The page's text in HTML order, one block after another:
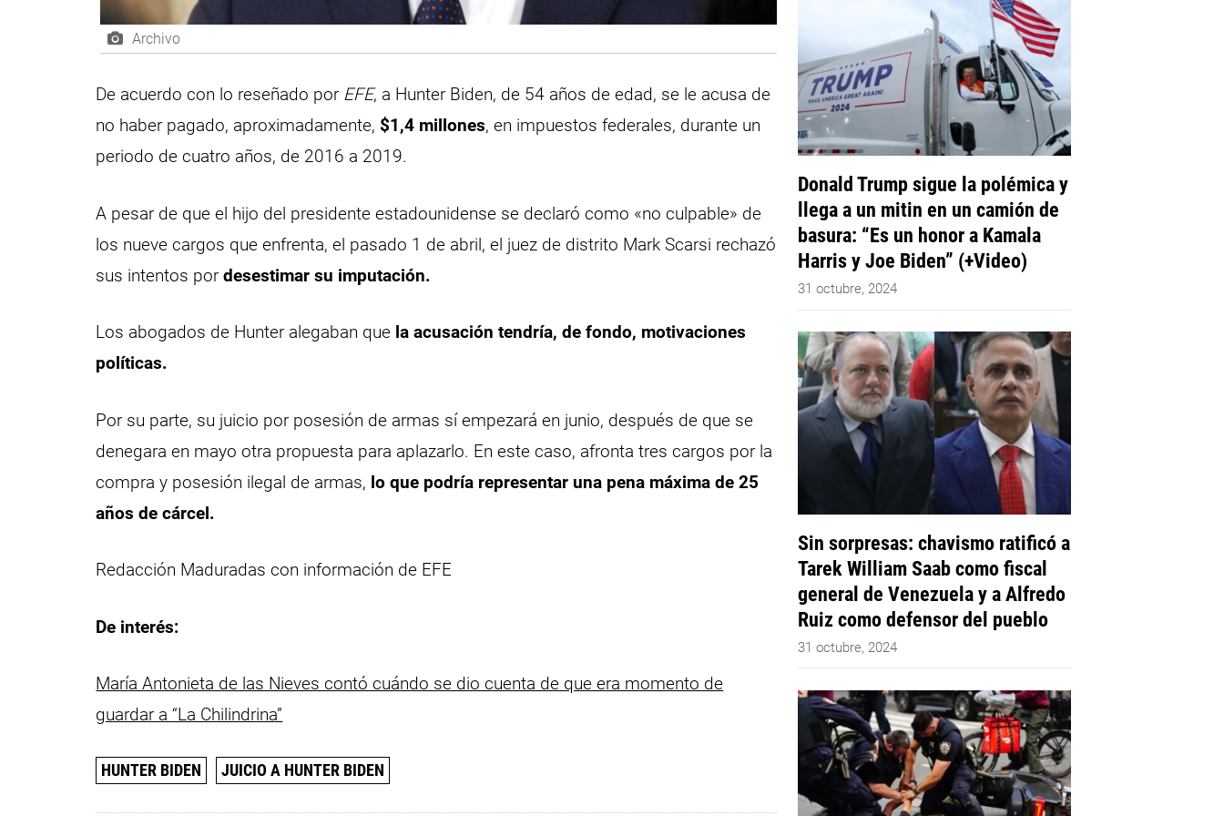
Archivo
De acuerdo con lo reseñado por EFE, a Hunter Biden, de 54 años de edad, se le acusa de
no haber pagado, aproximadamente, $1,4 millones, en impuestos federales, durante un
periodo de cuatro años, de 2016 a 2019.
A pesar de que el hijo del presidente estadounidense se declaró como «no culpable» de
los nueve cargos que enfrenta, el pasado 1 de abril, el juez de distrito Mark Scarsi rechazó
sus intentos por desestimar su imputación.
Los abogados de Hunter alegaban que la acusación tendría, de fondo, motivaciones
políticas.
Por su parte, su juicio por posesión de armas sí empezará en junio, después de que se
denegara en mayo otra propuesta para aplazarlo. En este caso, afronta tres cargos por la
compra y posesión ilegal de armas, lo que podría representar una pena máxima de 25
años de cárcel.
Redacción Maduradas con información de EFE
De interés:
María Antonieta de las Nieves contó cuándo se dio cuenta de que era momento de
guardar a “La Chilindrina”
HUNTER BIDEN JUICIO A HUNTER BIDEN
Donald Trump sigue la polémica y
llega a un mitin en un camión de
basura: “Es un honor a Kamala
Harris y Joe Biden” (+Video)
31 octubre, 2024
Sin sorpresas: chavismo ratificó a
Tarek William Saab como fiscal
general de Venezuela y a Alfredo
Ruiz como defensor del pueblo
31 octubre, 2024